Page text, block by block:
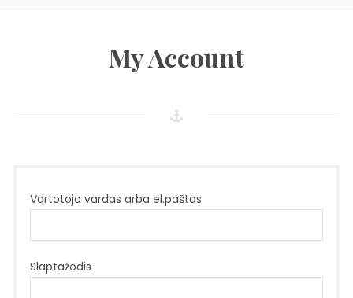
My Account
Vartotojo vardas arba el.paštas
Slaptažodis